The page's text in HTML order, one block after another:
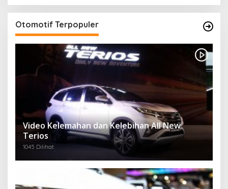
Otomotif Terpopuler
Video Kelemahan dan Kelebihan All New
Terios
1045 Dilihat